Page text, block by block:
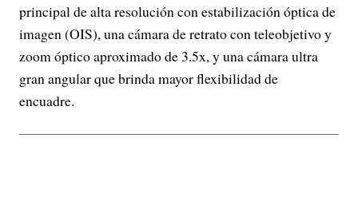
principal de alta resolución con estabilización óptica de
imagen (OIS), una cámara de retrato con teleobjetivo y
zoom óptico aproximado de 3.5x, y una cámara ultra
gran angular que brinda mayor flexibilidad de
encuadre.